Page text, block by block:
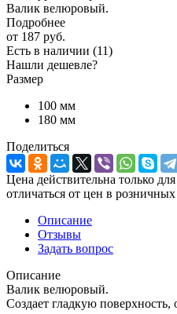
Валик велюровый.
Подробнее
от 187 руб.
Есть в наличии (11)
Нашли дешевле?
Размер
100 мм
180 мм
Поделиться
Цена действительна только
отличаться от цен в
Описание
Отзывы
Задать вопрос
Описание
Валик велюровый.
Создает гладкую поверхность,